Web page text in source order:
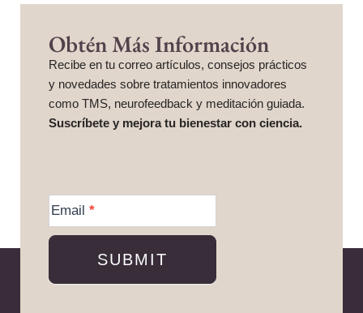
Obtén Más Información
Recibe en tu correo artículos, consejos prácticos
y novedades sobre tratamientos innovadores
como TMS, neurofeedback y meditación guiada.
Suscríbete y mejora tu bienestar con ciencia.
Information
Email *
SUBMIT